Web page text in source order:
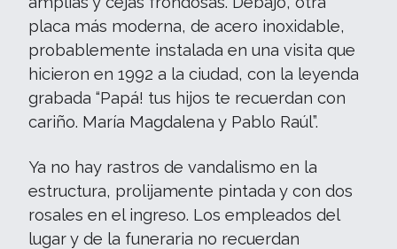
placa más moderna, de acero inoxidable,
probablemente instalada en una visita que
hicieron en 1992 a la ciudad, con la leyenda
grabada “Papá! tus hijos te recuerdan con
cariño. María Magdalena y Pablo Raúl”.
Ya no hay rastros de vandalismo en la
estructura, prolijamente pintada y con dos
rosales en el ingreso. Los empleados del
lugar y de la funeraria no recuerdan